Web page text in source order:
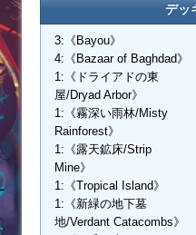
デッ
3:《Bayou》
4:《Bazaar of Baghdad》
1:《ドライアドの東
屋/Dryad Arbor》
1:《霧深い雨林/Misty
Rainforest》
1:《露天鉱床/Strip
Mine》
1:《Tropical Island》
1:《新緑の地下墓
地/Verdant Catacombs》